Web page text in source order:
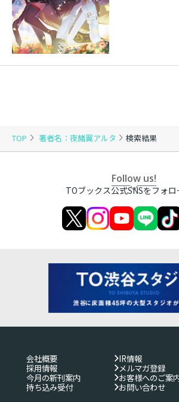
TOP 著者名：夜赭翼アルタ 検索結果
Follow us!
TOブックス公式SNSをフォロ
会社概要
IR情報
採用情報
メルマガ登録
今月の新刊案内
お客様へのご案
持ち込み受付
お問い合わせ